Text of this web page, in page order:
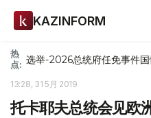
KAZINFORM
热
点: 选举-2026总统府任免事件
13:28, 31 5月 2019
托卡耶夫总统会见欧